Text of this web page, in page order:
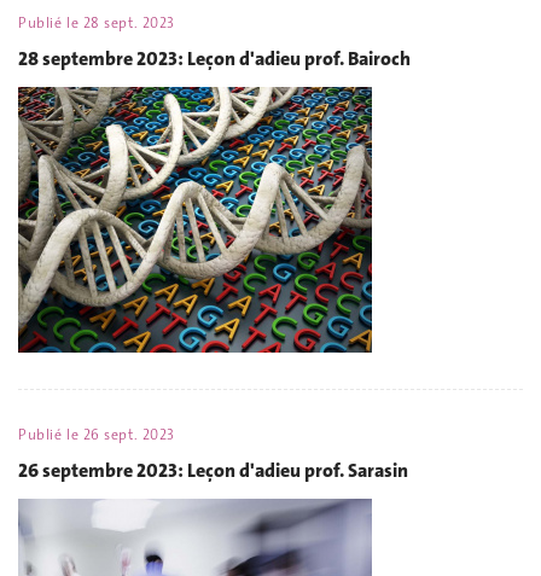
Publié le 28 sept. 2023
28 septembre 2023: Leçon d'adieu prof. Bairoch
Publié le 26 sept. 2023
26 septembre 2023: Leçon d'adieu prof. Sarasin